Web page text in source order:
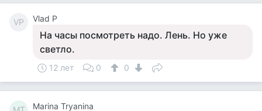
VP Vlad P
На часы посмотреть надо. Лень. Но уже
светло.
12 лет 0 0
Marina Tryanina